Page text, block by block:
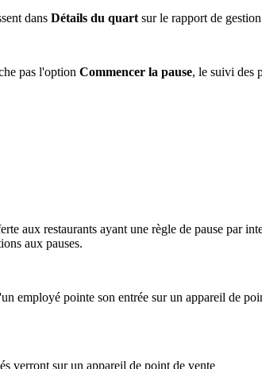
dans Détails du quart sur le rapport de
pas l'option Commencer la pause, le suivi des
aux restaurants ayant une règle de pause par
aux pauses.
employé pointe son entrée sur un appareil de